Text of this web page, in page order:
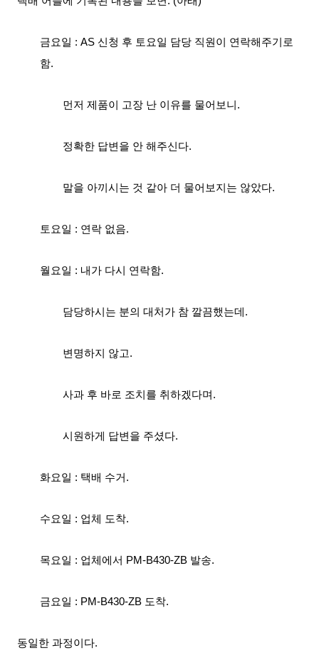
금요일 : AS 신청 후 토요일 담당 직원이 연락해주기로
함.
먼저 제품이 고장 난 이유를 물어보니.
정확한 답변을 안 해주신다.
말을 아끼시는 것 같아 더 물어보지는 않았다.
토요일 : 연락 없음.
월요일 : 내가 다시 연락함.
담당하시는 분의 대처가 참 깔끔했는데.
변명하지 않고.
사과 후 바로 조치를 취하겠다며.
시원하게 답변을 주셨다.
화요일 : 택배 수거.
수요일 : 업체 도착.
목요일 : 업체에서 PM-B430-ZB 발송.
금요일 : PM-B430-ZB 도착.
동일한 과정이다.